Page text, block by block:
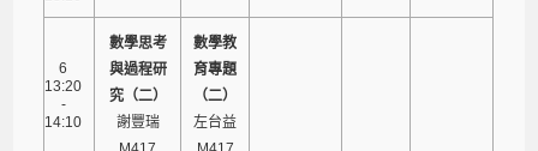
6
13:20
-
14:10
數學思考
與過程研
究（二）
謝豐瑞
數學教
育專題
（二）
左台益